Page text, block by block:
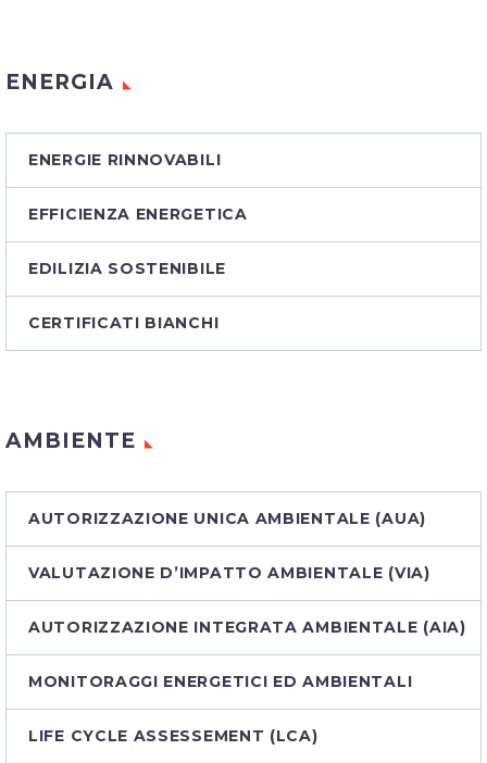
ENERGIA
ENERGIE RINNOVABILI
EFFICIENZA ENERGETICA
EDILIZIA SOSTENIBILE
CERTIFICATI BIANCHI
AMBIENTE
AUTORIZZAZIONE UNICA AMBIENTALE (AUA)
VALUTAZIONE D’IMPATTO AMBIENTALE (VIA)
AUTORIZZAZIONE INTEGRATA AMBIENTALE (AIA)
MONITORAGGI ENERGETICI ED AMBIENTALI
LIFE CYCLE ASSESSEMENT (LCA)